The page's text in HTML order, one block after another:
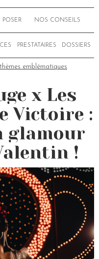
NOS CONSEILS
PRESTATAIRES DOSSIERS
emblématiques
x Les
Victoire :
glamour
!